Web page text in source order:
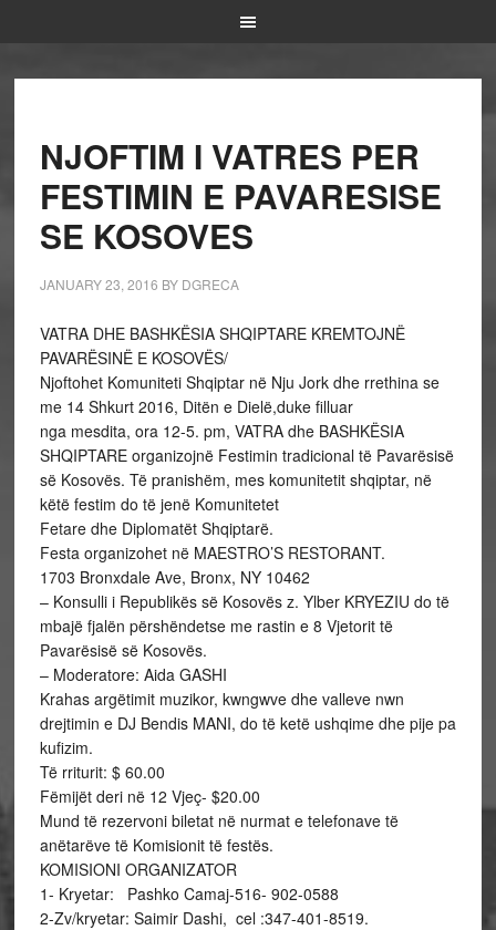
NJOFTIM I VATRES PER
FESTIMIN E PAVARESISE
SE KOSOVES
JANUARY 23, 2016 BY DGRECA
VATRA DHE BASHKËSIA SHQIPTARE KREMTOJNË
PAVARËSINË E KOSOVËS/
Njoftohet Komuniteti Shqiptar në Nju Jork dhe rrethina se
me 14 Shkurt 2016, Ditën e Dielë,duke filluar
nga mesdita, ora 12-5. pm, VATRA dhe BASHKËSIA
SHQIPTARE organizojnë Festimin tradicional të Pavarësisë
së Kosovës. Të pranishëm, mes komunitetit shqiptar, në
këtë festim do të jenë Komunitetet
Fetare dhe Diplomatët Shqiptarë.
Festa organizohet në MAESTRO’S RESTORANT.
1703 Bronxdale Ave, Bronx, NY 10462
– Konsulli i Republikës së Kosovës z. Ylber KRYEZIU do të
mbajë fjalën përshëndetse me rastin e 8 Vjetorit të
Pavarësisë së Kosovës.
– Moderatore: Aida GASHI
Krahas argëtimit muzikor, kwngwve dhe valleve nwn
drejtimin e DJ Bendis MANI, do të ketë ushqime dhe pije pa
kufizim.
Të rriturit: $ 60.00
Fëmijët deri në 12 Vjeç- $20.00
Mund të rezervoni biletat në nurmat e telefonave të
anëtarëve të Komisionit të festës.
KOMISIONI ORGANIZATOR
1- Kryetar: Pashko Camaj-516- 902-0588
2-Zv/kryetar: Saimir Dashi, cel :347-401-8519.